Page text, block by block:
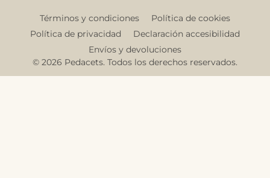
© 2026 Pedacets. Todos los derechos reservados.
Términos y condiciones
Política de cookies
Política de privacidad
Declaración accesibilidad
Envíos y devoluciones